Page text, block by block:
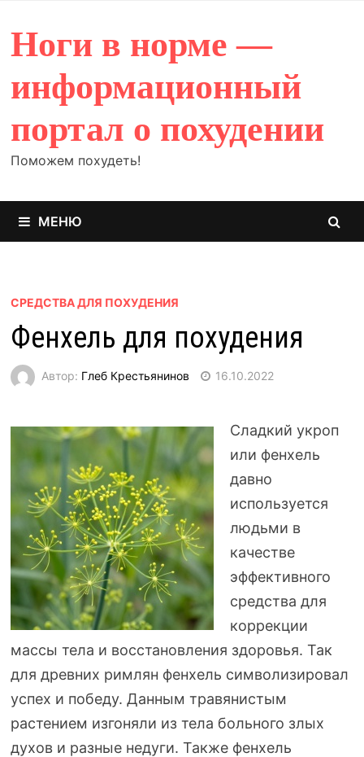
содержимому
Ноги в норме —
информационный
портал о похудении
Поможем похудеть!
МЕНЮ
СРЕДСТВА ДЛЯ ПОХУДЕНИЯ
Фенхель для похудения
Автор: Глеб Крестьянинов 16.10.2022
Сладкий укроп
или фенхель
давно
используется
людьми в
качестве
эффективного
средства для
коррекции
массы тела и восстановления здоровья. Так
для древних римлян фенхель символизировал
успех и победу. Данным травянистым
растением изгоняли из тела больного злых
духов и разные недуги. Также фенхель